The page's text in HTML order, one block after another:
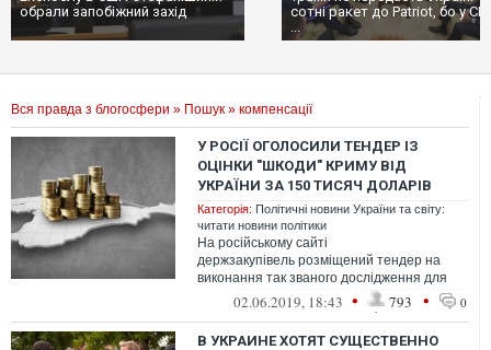
обрали запобіжний захід
сотні ракет до Patriot, бо у
...
Вся правда з блогосфери » Пошук » компенсації
У РОСІЇ ОГОЛОСИЛИ ТЕНДЕР ІЗ
ОЦІНКИ "ШКОДИ" КРИМУ ВІД
УКРАЇНИ ЗА 150 ТИСЯЧ ДОЛАРІВ
Категорія: Політичні новини України та світу:
читати новини політики
На російському сайті
держзакупівель розміщений тендер на
виконання так званого дослідження для
«оцінки збитку», завданого Криму з 1991
02.06.2019, 18:43 • 793 • 0
В УКРАИНЕ ХОТЯТ СУЩЕСТВЕННО